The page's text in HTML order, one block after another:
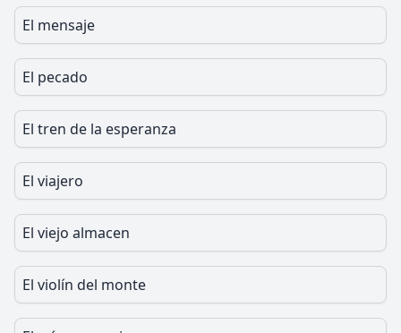
El mensaje
El pecado
El tren de la esperanza
El viajero
El viejo almacen
El violín del monte